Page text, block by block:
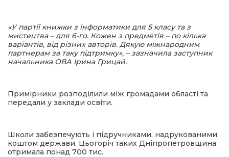
«У партії книжки з інформатики для 5 класу та з
мистецтва – для 6-го. Кожен з предметів – по кілька
варіантів, від різних авторів. Дякую міжнародним
партнерам за таку підтримку», – зазначила заступник
начальника ОВА Ірина Грицай.
Примірники розподілили між громадами області та
передали у заклади освіти.
Школи забезпечують і підручниками, надрукованими
коштом держави. Цьогоріч таких Дніпропетровщина
отримала понад 700 тис.